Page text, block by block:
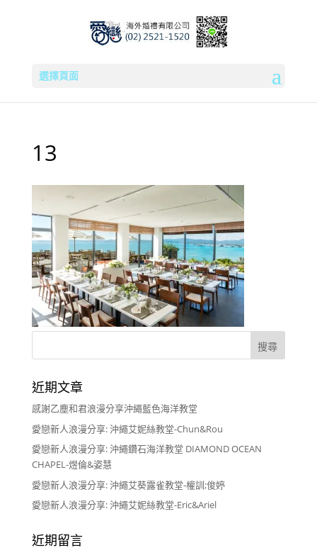
選擇頁面
13
近期文章
感謝乙塵和君浪漫分享沖繩藍色海洋教堂
愛戀新人浪漫分享: 沖繩艾妮絲教堂-Chun&Rou
愛戀新人浪漫分享: 沖繩鑽石海洋教堂 DIAMOND OCEAN
CHAPEL-煜倫&姿慧
愛戀新人浪漫分享: 沖繩艾葵露雀教堂-權訓;俊婷
愛戀新人浪漫分享: 沖繩艾妮絲教堂-Eric&Ariel
近期留言